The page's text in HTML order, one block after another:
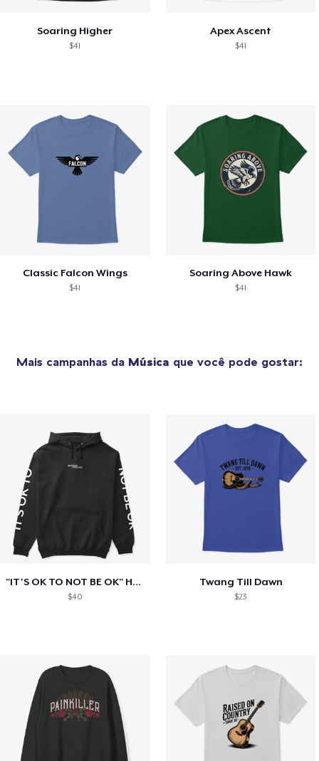
Soaring Higher
$41
Apex Ascent
$41
Classic Falcon Wings
$41
Soaring Above Hawk
$41
Mais campanhas da Música que você pode gostar:
"IT'S OK TO NOT BE OK" Hoodie (BP LOGO)
$40
Twang Till Dawn
$23